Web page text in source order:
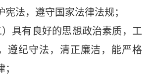
宪法，遵守国家法律法规；
有良好的思想政治素质，工
遵纪守法，清正廉洁，能严格